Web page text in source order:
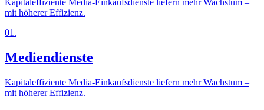
mit höherer Effizienz.
01 .
Mediendienste
Kapitaleffiziente Media-Einkaufsdienste liefern mehr Wachstum –
mit höherer Effizienz.